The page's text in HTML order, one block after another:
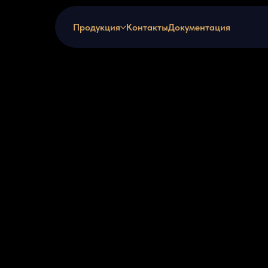
Продукция КонтактыДокументация